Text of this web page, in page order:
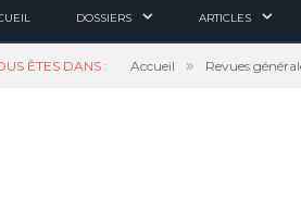
DOSSIERS ARTICLES
ÊTES DANS : Accueil » Revues